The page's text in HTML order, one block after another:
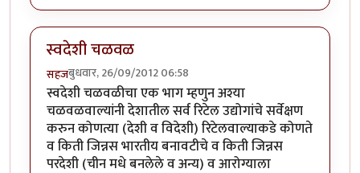
स्वदेशी चळवळ
सहजबुधवार, 26/09/2012 06:58
स्वदेशी चळवळीचा एक भाग म्हणुन अश्या
चळवळवाल्यांनी देशातील सर्व रिटेल उद्योगांचे सर्वेक्षण
करुन कोणत्या (देशी व विदेशी) रिटेलवाल्याकडे कोणते
व किती जिन्नस भारतीय बनावटीचे व किती जिन्नस
परदेशी (चीन मधे बनलेले व अन्य) व आरोग्याला